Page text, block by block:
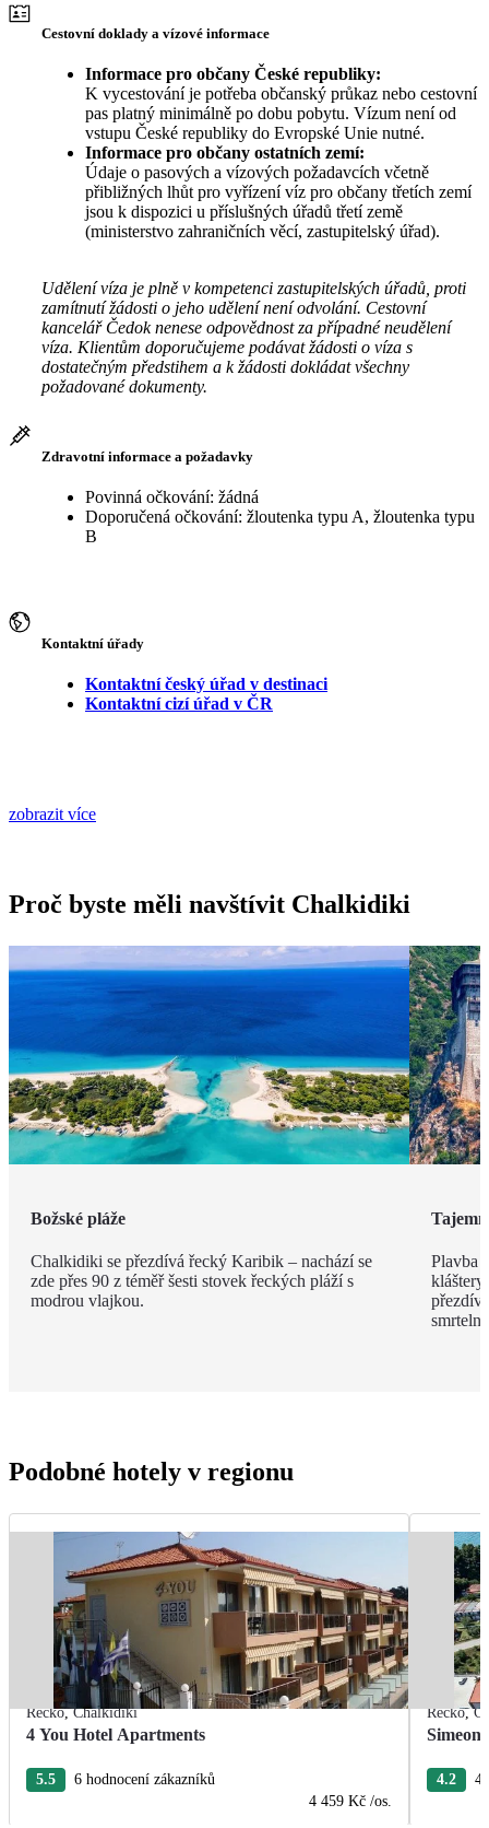
Cestovní doklady a vízové informace
Informace pro občany České republiky:
K vycestování je potřeba občanský průkaz nebo cestovní
pas platný minimálně po dobu pobytu. Vízum není od
vstupu České republiky do Evropské Unie nutné.
Informace pro občany ostatních zemí:
Údaje o pasových a vízových požadavcích včetně
přibližných lhůt pro vyřízení víz pro občany třetích zemí
jsou k dispozici u příslušných úřadů třetí země
(ministerstvo zahraničních věcí, zastupitelský úřad).
Udělení víza je plně v kompetenci zastupitelských úřadů, proti
zamítnutí žádosti o jeho udělení není odvolání. Cestovní
kancelář Čedok nenese odpovědnost za případné neudělení
víza. Klientům doporučujeme podávat žádosti o víza s
dostatečným předstihem a k žádosti dokládat všechny
požadované dokumenty.
Zdravotní informace a požadavky
Povinná očkování: žádná
Doporučená očkování: žloutenka typu A, žloutenka typu
B
Kontaktní úřady
Kontaktní český úřad v destinaci
Kontaktní cizí úřad v ČR
zobrazit více
Proč byste měli navštívit Chalkidiki
Božské pláže
Chalkidiki se přezdívá řecký Karibik – nachází se
zde přes 90 z téměř šesti stovek řeckých pláží s
modrou vlajkou.
Plavba
kláštery
Podobné hotely v regionu
Řecko,Chalkidiki
4 You Hotel Apartments
5.5
6 hodnocení zákazníků
4 459 Kč /os.
Řecko,
Simeon
4.2 4